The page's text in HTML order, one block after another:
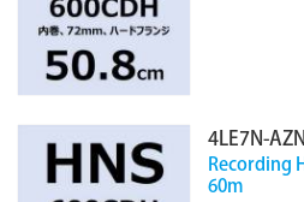
4LE7N-
Recording
60m